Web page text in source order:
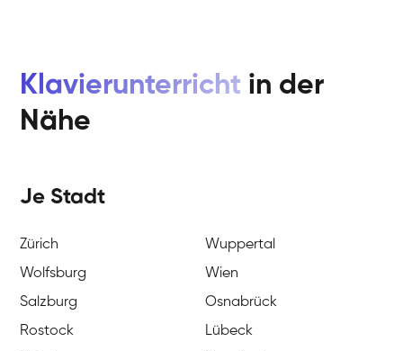
Klavierunterricht in der
Nähe
Je Stadt
Zürich
Wuppertal
Wolfsburg
Wien
Salzburg
Osnabrück
Rostock
Lübeck